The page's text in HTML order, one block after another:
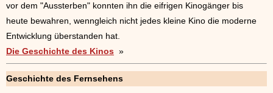
vor dem "Aussterben" konnten ihn die eifrigen Kinogänger bis
heute bewahren, wenngleich nicht jedes kleine Kino die moderne
Entwicklung überstanden hat.
Die Geschichte des Kinos »
Geschichte des Fernsehens